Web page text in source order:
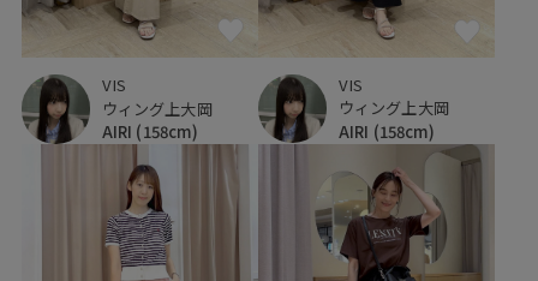
VIS
ウィング上大岡
AIRI (158cm)
VIS
ウィング上大岡
AIRI (158cm)